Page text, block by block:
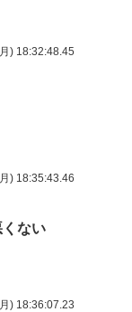
) 18:32:48.45
) 18:35:43.46
ない
) 18:36:07.23